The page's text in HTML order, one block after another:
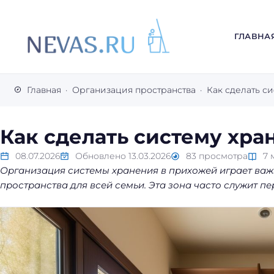
к
р
е
т
л
е
г
к
Главная Организация пространства Как сделать
Как сделать систему
08.07.2026 Обновлено 13.03.2026 83 просмотра 7
Организация системы хранения в прихожей играет
пространства для всей семьи. Эта зона часто служит